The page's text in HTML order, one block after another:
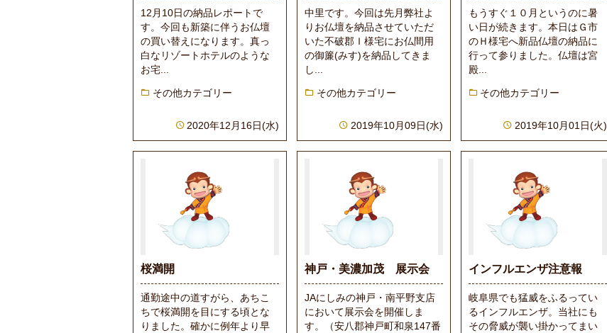
12月10日の納品レポートで
す。今回も新築に伴うお仏壇
の買い替えになります。真っ
白なリゾートホテルのような
お宅...
その他カテゴリー
2020年12月16日(水)
中里です。今回は先月弊社よ
りお仏壇を納品させていただ
いた不破郡Ｉ様宅にお仏間用
の御簾(みす)を納品してきま
し...
その他カテゴリー
2019年10月09日(水)
もうすぐ１０月というのに暑
い日が続きます。本日はＧ市
のＨ様宅へ新品仏壇の納品に
行って参りました。仏壇は宮
殿...
その他カテゴリー
2019年10月01日(火)
桜満開
通勤途中の道すがら、あちこ
ちで桜満開を目にする頃とな
りました。確かに例年より早
神戸・美濃加茂 展示会
JAにしみの神戸・南平野支店
において展示会を開催しま
す。（安八郡神戸町和泉147番
インフルエンザ注意報
岐阜県でも猛威をふるってい
るインフルエンザ。当社にも
その脅威が襲い掛かってまい